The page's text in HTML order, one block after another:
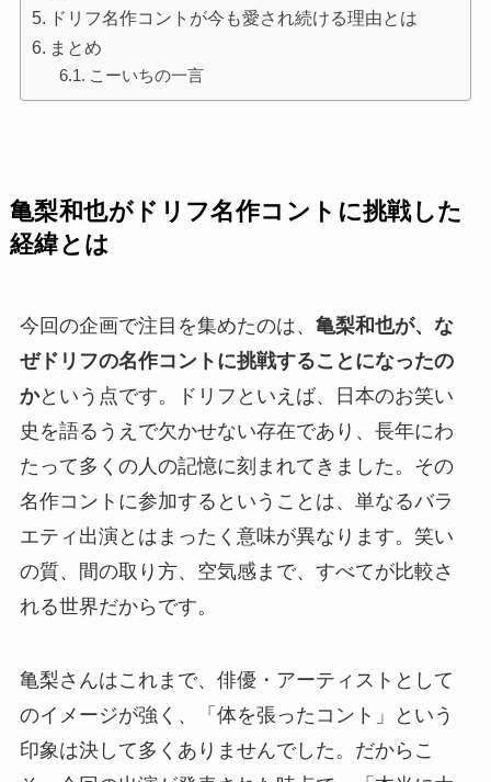
ドリフ名作コントが今も愛され続ける理由とは
まとめ
こーいちの一言
亀梨和也がドリフ名作コントに挑戦した
経緯とは
今回の企画で注目を集めたのは、 亀梨和也が、な
ぜドリフの名作コントに挑戦することになったの
かという点です。ドリフといえば、日本のお笑い
史を語るうえで欠かせない存在であり、長年にわ
たって多くの人の記憶に刻まれてきました。その
名作コントに参加するということは、単なるバラ
エティ出演とはまったく意味が異なります。笑い
の質、間の取り方、空気感まで、すべてが比較さ
れる世界だからです。
亀梨さんはこれまで、俳優・アーティストとして
のイメージが強く、「体を張ったコント」という
印象は決して多くありませんでした。だからこ